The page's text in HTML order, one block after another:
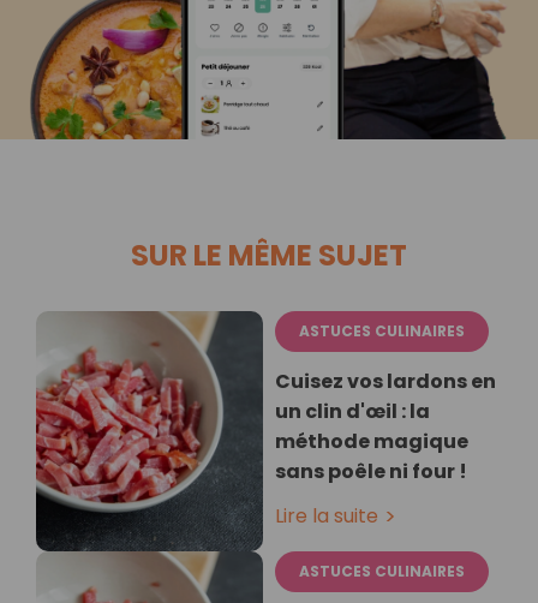
SUR LE MÊME SUJET
ASTUCES CULINAIRES
Cuisez vos lardons en
un clin d'œil : la
méthode magique
sans poêle ni four !
Lire la suite
ASTUCES CULINAIRES